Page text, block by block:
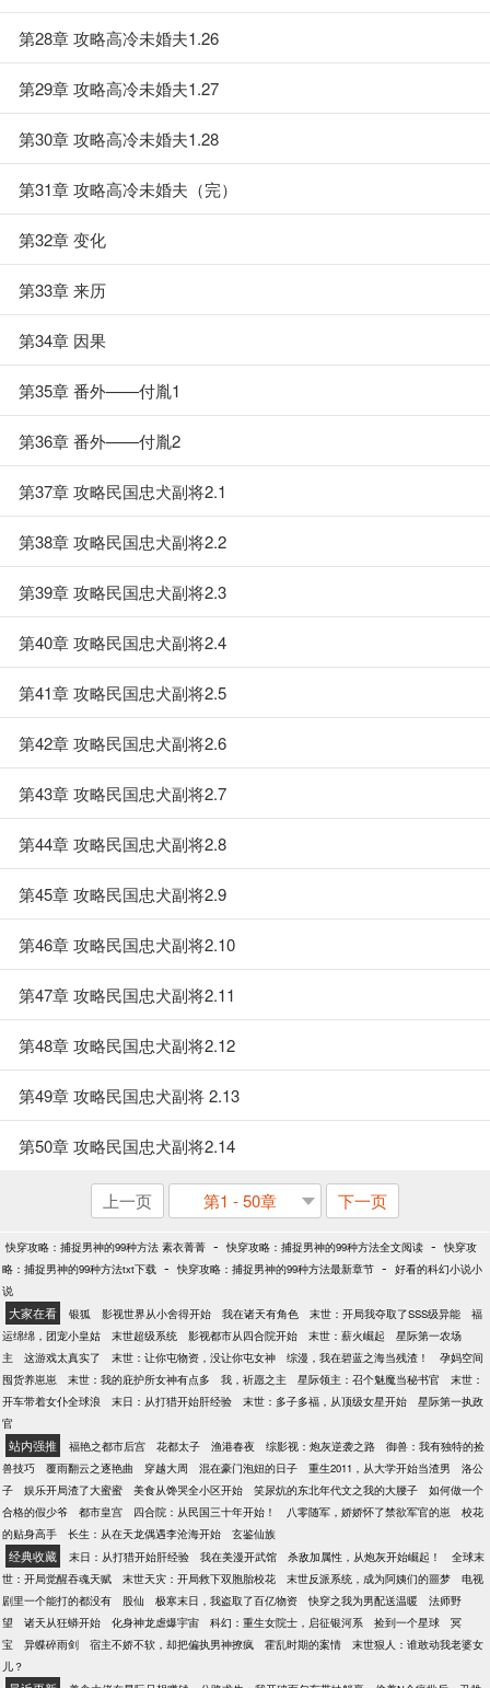
第28章 攻略高冷未婚夫1.26
第29章 攻略高冷未婚夫1.27
第30章 攻略高冷未婚夫1.28
第31章 攻略高冷未婚夫（完）
第32章 变化
第33章 来历
第34章 因果
第35章 番外——付胤1
第36章 番外——付胤2
第37章 攻略民国忠犬副将2.1
第38章 攻略民国忠犬副将2.2
第39章 攻略民国忠犬副将2.3
第40章 攻略民国忠犬副将2.4
第41章 攻略民国忠犬副将2.5
第42章 攻略民国忠犬副将2.6
第43章 攻略民国忠犬副将2.7
第44章 攻略民国忠犬副将2.8
第45章 攻略民国忠犬副将2.9
第46章 攻略民国忠犬副将2.10
第47章 攻略民国忠犬副将2.11
第48章 攻略民国忠犬副将2.12
第49章 攻略民国忠犬副将 2.13
第50章 攻略民国忠犬副将2.14
上一页 第1 - 50章 下一页
快穿攻略：捕捉男神的99种方法 素衣菁菁 - 快穿攻略：捕捉男神的99种方法全文阅读 - 快穿攻
略：捕捉男神的99种方法txt下载 - 快穿攻略：捕捉男神的99种方法最新章节 - 好看的科幻小说小
说
大家在看 银狐 影视世界从小舍得开始 我在诸天有角色 末世：开局我夺取了SSS级异能
福
运绵绵，团宠小皇姑
末世超级系统 影视都市从四合院开始 末世：薪火崛起
星际第一农场
主
这游戏太真实了 末世：让你屯物资，没让你屯女神 综漫，我在碧蓝之海当残渣！
孕妈空间
囤货养崽崽
末世：我的庇护所女神有点多 我，祈愿之主 星际领主：召个魅魔当秘书官
末世：
开车带着女仆全球浪
末日：从打猎开始肝经验 末世：多子多福，从顶级女星开始
星际第一执政
官
站内强推 福艳之都市后宫 花都太子 渔港春夜 综影视：炮灰逆袭之路
御兽：我有独特的捡
兽技巧
覆雨翻云之逐艳曲 穿越大周 混在豪门泡妞的日子 重生2011，从大学开始当渣男
洛公
子
娱乐开局渣了大蜜蜜 美食从馋哭全小区开始 笑尿炕的东北年代文之我的大腰子
如何做一个
合格的假少爷
都市皇宫 四合院：从民国三十年开始！ 八零随军，娇娇怀了禁欲军官的崽
校花
的贴身高手
长生：从在天龙偶遇李沧海开始 玄鉴仙族
经典收藏 末日：从打猎开始肝经验 我在美漫开武馆 杀敌加属性，从炮灰开始崛起！
全球末
世：开局觉醒吞魂天赋
末世天灾：开局救下双胞胎校花 末世反派系统，成为阿姨们的噩梦
电视
剧里一个能打的都没有
股仙 极寒末日，我盗取了百亿物资 快穿之我为男配送温暖
法师野
望
诸天从狂蟒开始 化身神龙虐爆宇宙 科幻：重生女院士，启征银河系 捡到一个星球
冥
宝
异蝶碎雨剑 宿主不娇不软，却把偏执男神撩疯 霍乱时期的案情
末世狠人：谁敢动我老婆女
儿？